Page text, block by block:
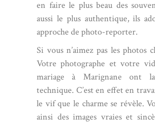
en faire le plus beau des
aussi le plus authentique, ils
approche de photo-reporter.
Si vous n’aimez pas les photos
Votre photographe et votre
mariage à Marignane ont
technique. C’est en effet en
le vif que le charme se révèle.
ainsi des images vraies et